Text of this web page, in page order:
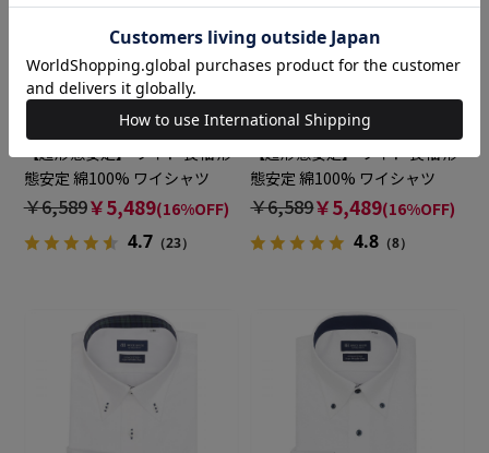
【超形態安定】 ワイド 長袖 形
態安定 綿100% ワイシャツ
￥6,589￥5,489(16%OFF)
4.7（23）
BRICK HOUSE
【超形態安定】 ワイド 長袖 形
態安定 綿100% ワイシャツ
￥6,589￥5,489(16%OFF)
4.8 （8）